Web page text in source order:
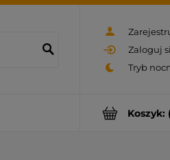
Zaloguj
Koszyk: